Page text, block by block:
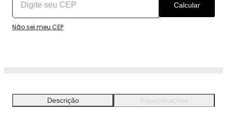
Calcular
Não sei meu CEP
Descrição Especificações